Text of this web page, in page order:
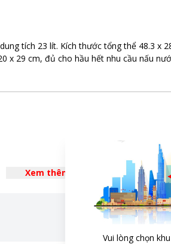
tích 23 lít. Kích thước tổng thể 48.3 x
x 29 cm, đủ cho hầu hết nhu cầu nấu
Xem thêm
Vui lòng chọn